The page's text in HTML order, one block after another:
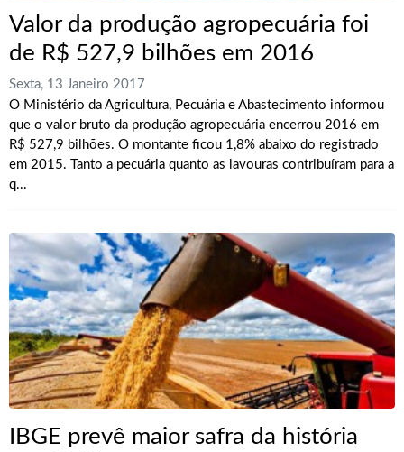
Valor da produção agropecuária foi
de R$ 527,9 bilhões em 2016
Sexta, 13 Janeiro 2017
O Ministério da Agricultura, Pecuária e Abastecimento informou
que o valor bruto da produção agropecuária encerrou 2016 em
R$ 527,9 bilhões. O montante ficou 1,8% abaixo do registrado
em 2015. Tanto a pecuária quanto as lavouras contribuíram para a
q...
IBGE prevê maior safra da história